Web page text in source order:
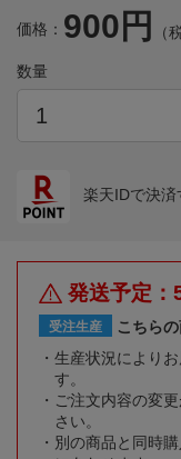
価格： 900円 （
数量
楽天IDで決済
発送予定：
受注生産
こちら
生産状況により
す。
ご注文内容の変
さい。
別の商品と同時